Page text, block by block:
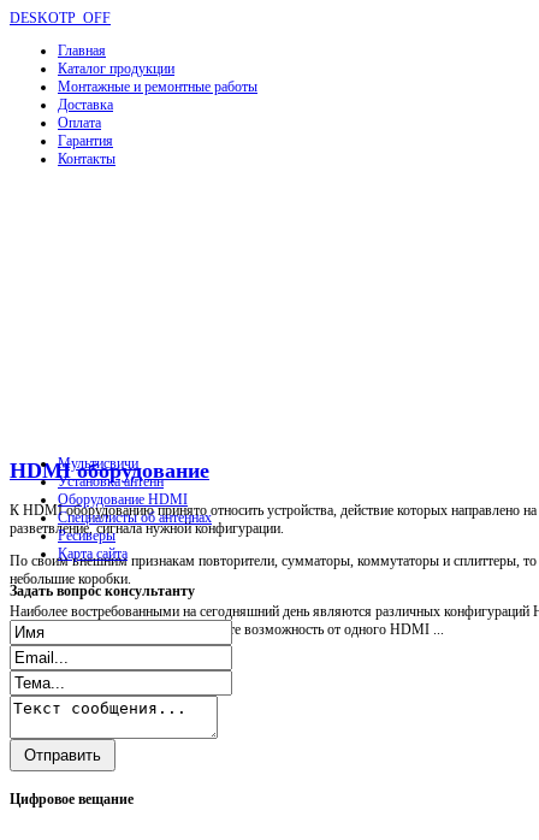
DESKOTP_OFF
Главная
Каталог продукции
Монтажные и ремонтные работы
Доставка
Оплата
Гарантия
Контакты
HDMI оборудование
К HDMI оборудованию принято относить устройства, действие которых направлено
разветвление, сигнала нужной конфигурации.
По своим внешним признакам повторители, сумматоры, коммутаторы и сплиттеры,
небольшие коробки.
Наиболее востребованными на сегодняшний день являются различных
Посредством HDMI splitter вы имеете возможность от одного HDMI ...
Мультисвичи
Установка антенн
Оборудование HDMI
Специалисты об антеннах
Ресиверы
Карта сайта
Задать вопрос консультанту
Цифровое вещание